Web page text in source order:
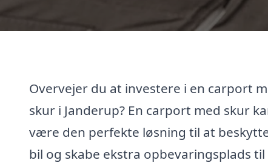
Overvejer du at investere i en carport
skur i Janderup? En carport med skur
være den perfekte løsning til at
bil og skabe ekstra opbevaringsplads til